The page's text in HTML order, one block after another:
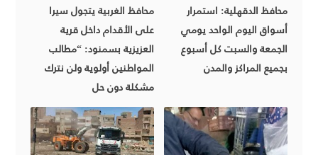
محافظ الغربية يتجول سيرا
على الأقدام داخل قرية
العزيزية بسمنود: “مطالب
المواطنين أولوية ولن نترك
مشكلة دون حل
محافظ الدقهلية: استمرار
أسواق اليوم الواحد يومي
الجمعة والسبت كل أسبوع
بجميع المراكز والمدن